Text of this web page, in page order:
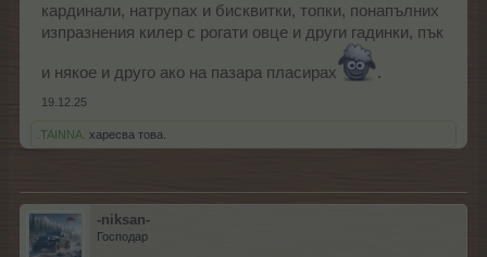
кардинали, натрупах и бисквитки, топки, понапълних
изпразнения килер с рогати овце и други гадинки, пък
и някое и друго ако на пазара пласирах .
19.12.25
.TAINNA. харесва това.
-niksan-
Господар